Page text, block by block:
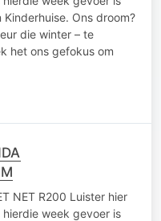
Ons droom?
die winter – te
het ons gefokus om
NET R200 Luister hier
week gevoer is